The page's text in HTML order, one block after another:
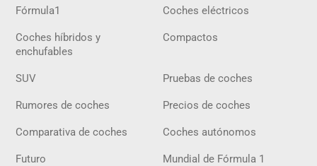
Fórmula1 Coches eléctricos
Coches híbridos y
enchufables
Compactos
SUV Pruebas de coches
Rumores de coches Precios de coches
Comparativa de coches Coches autónomos
Futuro Mundial de Fórmula 1